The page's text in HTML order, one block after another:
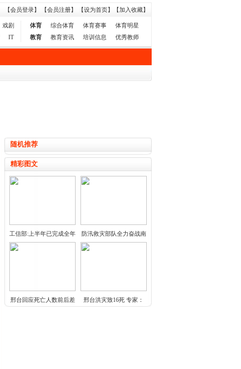
【会员登录】 【会员注册】 【设为首页】 【加入收藏】
戏剧
IT
体育 综合体育 体育赛事
体育明星
教育
教育资讯 培训信息 优秀教师
随机推荐
精彩图文
工信部:上半年已完成全年
防汛救灾部队全力奋战南
北
邢台回应死亡人数前后差
邢台洪灾致16死 专家：